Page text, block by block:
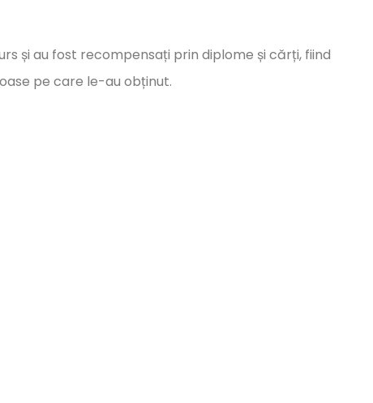
și au fost recompensați prin diplome și cărți, fiind
pe care le-au obținut.